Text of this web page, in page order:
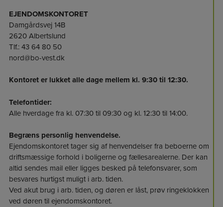
EJENDOMSKONTORET
Damgårdsvej 14B
2620 Albertslund
Tlf.: 43 64 80 50
nord@bo-vest.dk
Kontoret er lukket alle dage mellem kl. 9:30 til 12:30.
Telefontider:
Alle hverdage fra kl. 07:30 til 09:30 og kl. 12:30 til 14:00.
Begræns personlig henvendelse.
Ejendomskontoret tager sig af henvendelser fra beboerne om
driftsmæssige forhold i boligerne og fællesarealerne. Der kan
altid sendes mail eller ligges besked på telefonsvarer, som
besvares hurtigst muligt i arb. tiden.
Ved akut brug i arb. tiden, og døren er låst, prøv ringeklokken
ved døren til ejendomskontoret.